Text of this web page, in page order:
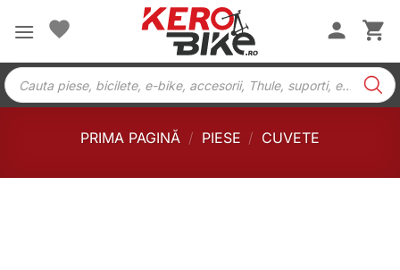
Products
search
PRIMA PAGINĂ / PIESE / CUVETE